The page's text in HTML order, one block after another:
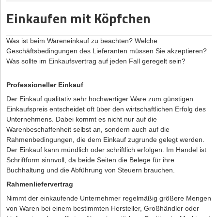
Fleißarbeit denn Hexenwerk. Gerade bei Neuentwicklungen kann
sie hemmend wirken, jedenfalls in der trial and error-Phase. Wird
Nutzungsbestimmung.
Wenn der Wald vor lauter Bäumen verschwindet
Plattformgestaltung durchaus kein leichtes Unterfangen ist.
Gerade von der EU sind in den letzten Monaten etliche Vorgaben
gekommen, die sich in vielen verschiedenen Texten finden. Bei
einer systematischen Herangehensweise ist aber auch dieser
Herausforderung mit etwas Fleißarbeit und Liebe zum Detail gut
zu meistern. Die vorstehende Übersicht möge hier dem ersten
Zugang dienen.
Für das 4. Quartal 2020 hat die EU-Kommission übrigens noch
einen neuen Digital Services Act angekündigt, der sich
insbesondere mit Haftungsthemen und Verantwortlichkeiten bei
Reise ist mithin noch nicht zu Ende und wird es wohl auch noch
lange nicht sein. Dies kennen Sie vermutlich schon bestens vom
sollten Firmeninhaber vorab fachlichen Rat einholen.
Anschließend übergeben sie die Vollmacht an ihre
Vertrauensperson.
geschädigt wurde, so sind der AG alle Gründer als
Gesamtschuldner zum Ersatz persönlich verpflichtet. Bei der
dem Privatvermögen.
Einkaufen mit Köpfchen
Was ist beim Wareneinkauf zu beachten? Welche
Geschäftsbedingungen des Lieferanten müssen Sie akzeptieren?
Was sollte im Einkaufsvertrag auf jeden Fall geregelt sein?
Professioneller Einkauf
Der Einkauf qualitativ sehr hochwertiger Ware zum günstigen
Einkaufspreis entscheidet oft über den wirtschaftlichen Erfolg des
Unternehmens. Dabei kommt es nicht nur auf die
Warenbeschaffenheit selbst an, sondern auch auf die
Rahmenbedingungen, die dem Einkauf zugrunde gelegt werden.
Der Einkauf kann mündlich oder schriftlich erfolgen. Im Handel ist
Schriftform sinnvoll, da beide Seiten die Belege für ihre
Buchhaltung und die Abführung von Steuern brauchen.
Rahmenliefervertrag
Nimmt der einkaufende Unternehmer regelmäßig größere Mengen
von Waren bei einem bestimmten Hersteller, Großhändler oder